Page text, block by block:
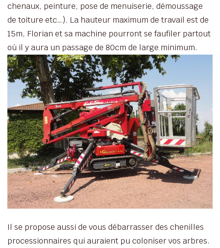
chenaux, peinture, pose de menuiserie, démoussage
de toiture etc…). La hauteur maximum de travail est de
15m, Florian et sa machine pourront se faufiler partout
où il y aura un passage de 80cm de large minimum.
Il se propose aussi de vous débarrasser des chenilles
processionnaires qui auraient pu coloniser vos arbres.